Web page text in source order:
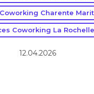
Charente
Coworking La Rochelle
12.04.2026